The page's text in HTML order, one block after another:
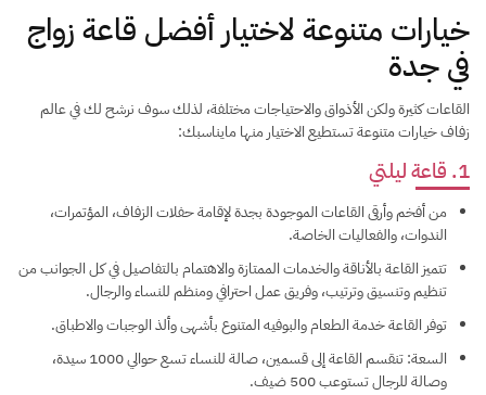
خيارات متنوعة لاختيار أفضل قاعة زواج
في جدة
القاعات كثيرة ولكن الأذواق والاحتياجات مختلفة، لذلك سوف نرشح لك في عالم
زفاف خيارات متنوعة تستطيع الاختيار منها مايناسبك:
1. قاعة ليلتي
من أفخم وأرقى القاعات الموجودة بجدة لإقامة حفلات الزفاف، المؤتمرات،
الندوات، والفعاليات الخاصة.
تتميز القاعة بالأناقة والخدمات الممتازة والاهتمام بالتفاصيل في كل الجوانب من
تنظيم وتنسيق وترتيب، وفريق عمل احترافي ومنظم للنساء والرجال.
توفر القاعة خدمة الطعام والبوفيه المتنوع بأشهى وألذ الوجبات والاطباق.
السعة: تنقسم القاعة إلى قسمين، صالة للنساء تسع حوالي 1000 سيدة،
وصالة للرجال تستوعب 500 ضيف.